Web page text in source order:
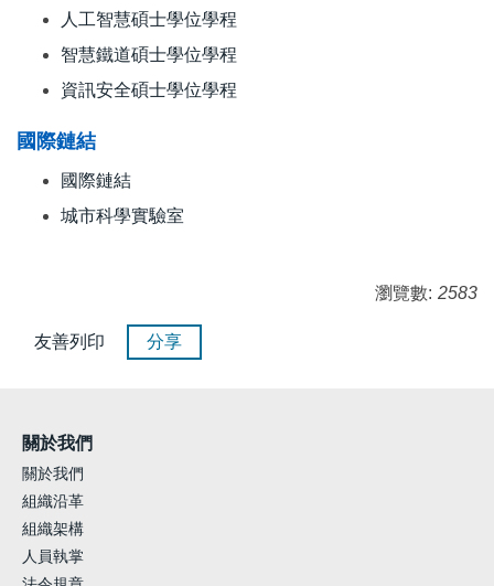
人工智慧碩士學位學程
智慧鐵道碩士學位學程
資訊安全碩士學位學程
國際鏈結
國際鏈結
城市科學實驗室
瀏覽數: 2583
友善列印 分享
關於我們
關於我們
組織沿革
組織架構
人員執掌